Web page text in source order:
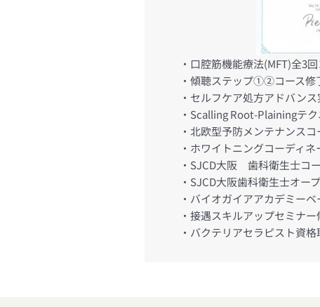
・口腔筋機能療法(MFT)全3
・傾聴ステップ①②コース修
・セルフケア処方アドバン
・Scalling Root-Plainingテ
・北欧型予防メンテナンス
・ホワイトニングコーディ
・SJCD大阪 歯科衛生士コ
・SJCD大阪歯科衛生士オー
・バイオガイアアカデミー
・接遇スキルアップセミナー
・バクテリアセラピスト資